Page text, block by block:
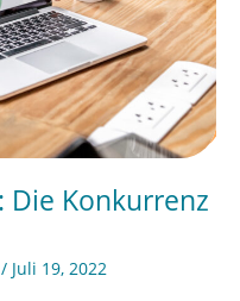
Die Konkurrenz
/ Juli 19, 2022